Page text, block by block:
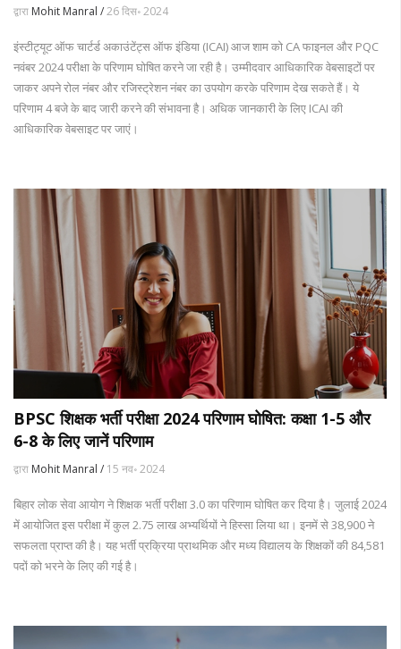
द्वारा Mohit Manral /26 दिस॰ 2024
इंस्टीट्यूट ऑफ चार्टर्ड अकाउंटेंट्स ऑफ इंडिया (ICAI) आज शाम को CA फाइनल और PQC
नवंबर 2024 परीक्षा के परिणाम घोषित करने जा रही है। उम्मीदवार आधिकारिक वेबसाइटों पर
जाकर अपने रोल नंबर और रजिस्ट्रेशन नंबर का उपयोग करके परिणाम देख सकते हैं। ये
परिणाम 4 बजे के बाद जारी करने की संभावना है। अधिक जानकारी के लिए ICAI की
आधिकारिक वेबसाइट पर जाएं।
BPSC शिक्षक भर्ती परीक्षा 2024 परिणाम घोषित: कक्षा 1-5 और
6-8 के लिए जानें परिणाम
द्वारा Mohit Manral / 15 नव॰ 2024
बिहार लोक सेवा आयोग ने शिक्षक भर्ती परीक्षा 3.0 का परिणाम घोषित कर दिया है। जुलाई 2024
में आयोजित इस परीक्षा में कुल 2.75 लाख अभ्यर्थियों ने हिस्सा लिया था। इनमें से 38,900 ने
सफलता प्राप्त की है। यह भर्ती प्रक्रिया प्राथमिक और मध्य विद्यालय के शिक्षकों की 84,581
पदों को भरने के लिए की गई है।